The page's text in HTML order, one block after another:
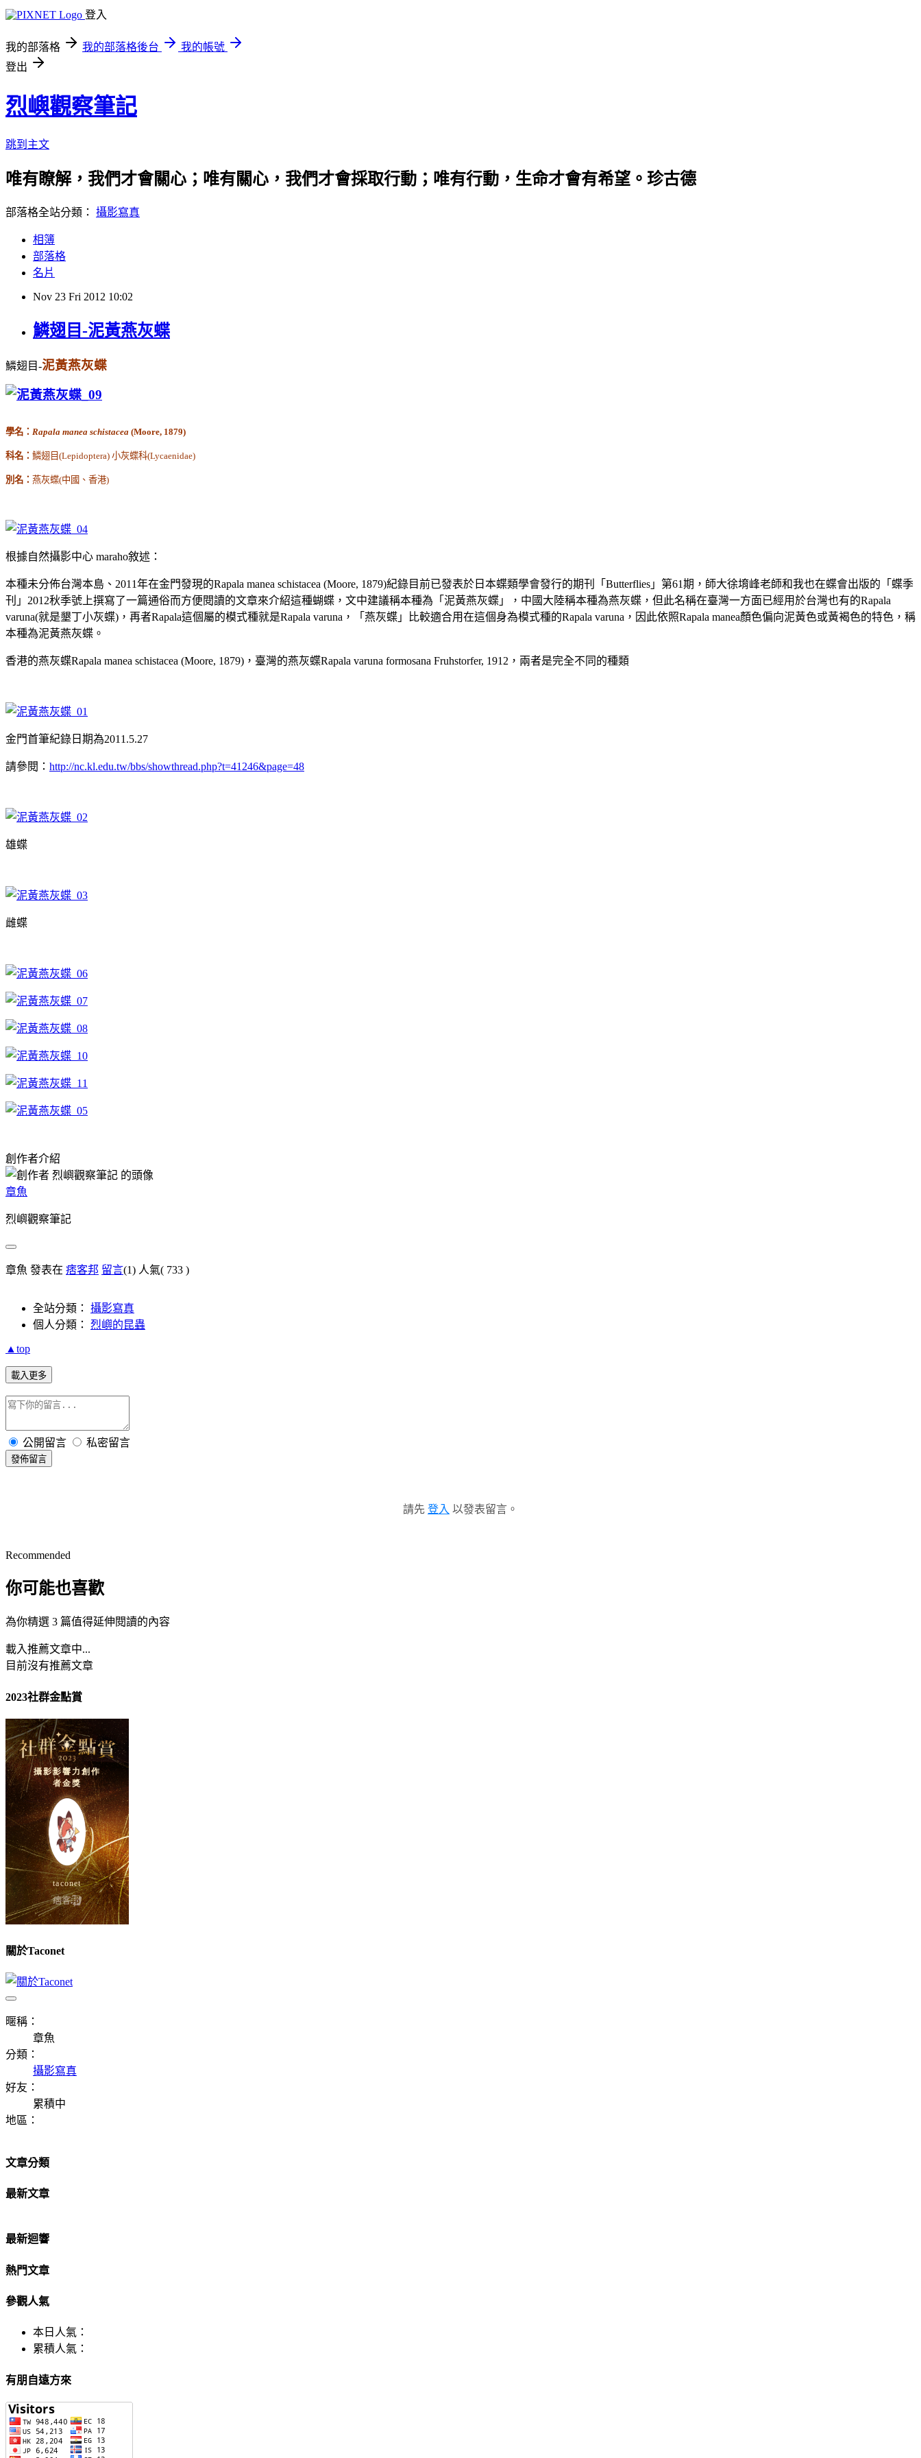
登入
我的部落格 我的部落格後台
我的帳號
登出
烈嶼觀察筆記
跳到主文
唯有瞭解，我們才會關心；唯有關心，我們才會採取行動；唯有行動，生命才會有希望。珍古德
部落格全站分類： 攝影寫真
相簿
部落格
名片
Nov 23 Fri 2012 10:02
鱗翅目-泥黃燕灰蝶
鱗翅目-泥黃燕灰蝶
學名： Rapala manea schistacea (Moore, 1879)
科名： 鱗翅目(Lepidoptera) 小灰蝶科(Lycaenidae)
別名： 燕灰蝶(中國、香港)
根據自然攝影中心 maraho敘述：
本種未分佈台灣本島、2011年在金門發現的Rapala manea schistacea (Moore, 1879)紀錄目前已發表於日本蝶類學會發行的期刊「Butterflies」第61期，師大徐堉峰老師和我也在蝶會出版的「蝶季
刊」2012秋季號上撰寫了一篇通俗而方便閱讀的文章來介紹這種蝴蝶，文中建議稱本種為「泥黃燕灰蝶」，中國大陸稱本種為燕灰蝶，但此名稱在臺灣一方面已經用於台灣也有的Rapala
varuna(就是墾丁小灰蝶)，再者Rapala這個屬的模式種就是Rapala varuna，「燕灰蝶」比較適合用在這個身為模式種的Rapala varuna，因此依照Rapala manea顏色偏向泥黃色或黃褐色的特色，稱
本種為泥黃燕灰蝶。
香港的燕灰蝶Rapala manea schistacea (Moore, 1879)，臺灣的燕灰蝶Rapala varuna formosana Fruhstorfer, 1912，兩者是完全不同的種類
金門首筆紀錄日期為2011.5.27
請參閱： http://nc.kl.edu.tw/bbs/showthread.php?t=41246&page=48
雄蝶
雌蝶
創作者介紹
章魚
烈嶼觀察筆記
章魚 發表在 痞客邦 留言(1) 人氣( 733 )
全站分類： 攝影寫真
個人分類： 烈嶼的昆蟲
▲top
載入更多
公開留言 私密留言
發佈留言
請先 登入 以發表留言。
Recommended
你可能也喜歡
為你精選 3 篇值得延伸閱讀的內容
載入推薦文章中...
目前沒有推薦文章
2023社群金點賞
關於Taconet
暱稱：
章魚
分類：
攝影寫真
好友：
累積中
地區：
文章分類
最新文章
最新迴響
熱門文章
參觀人氣
本日人氣：
累積人氣：
有朋自遠方來